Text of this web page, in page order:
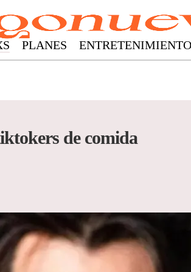
PLANES ENTRETENIMIENTO
de comida